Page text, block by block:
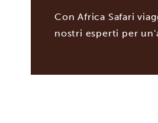
Con Africa Safari
nostri esperti per